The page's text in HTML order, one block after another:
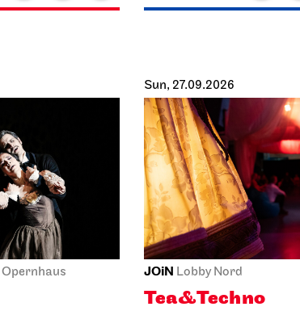
Opernhaus
Sun, 27.09.2026
JOiN Lobby Nord
Tea&Techno